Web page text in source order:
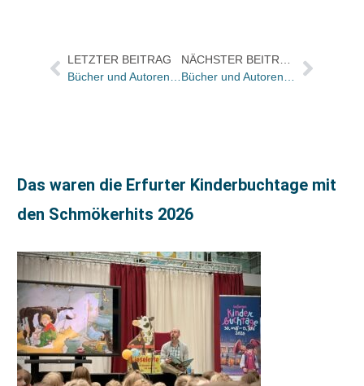
LETZTER BEITRAG
Bücher und Autoren morgen in der „Literarischen Welt“
NÄCHSTER BEITRAG
Bücher und Autoren heute in den Feuilletons und „wie Eliten die Demokratie gefährden“
Das waren die Erfurter Kinderbuchtage mit
den Schmökerhits 2026